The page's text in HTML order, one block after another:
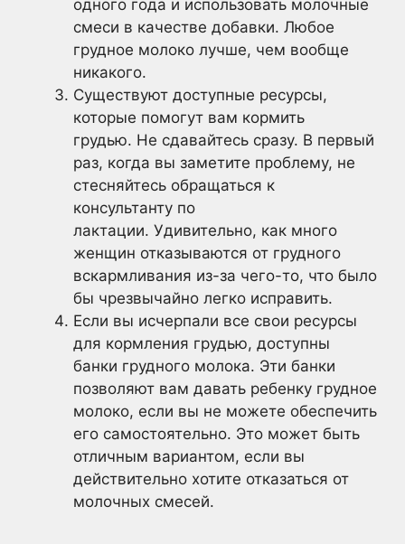
одного года и использовать молочные
смеси в качестве добавки. Любое
грудное молоко лучше, чем вообще
никакого.
Существуют доступные ресурсы,
которые помогут вам кормить
грудью. Не сдавайтесь сразу. В первый
раз, когда вы заметите проблему, не
стесняйтесь обращаться к
консультанту по
лактации. Удивительно, как много
женщин отказываются от грудного
вскармливания из-за чего-то, что было
бы чрезвычайно легко исправить.
Если вы исчерпали все свои ресурсы
для кормления грудью, доступны
банки грудного молока. Эти банки
позволяют вам давать ребенку грудное
молоко, если вы не можете обеспечить
его самостоятельно. Это может быть
отличным вариантом, если вы
действительно хотите отказаться от
молочных смесей.